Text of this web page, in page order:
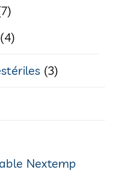
(4)
(3)
Nextemp